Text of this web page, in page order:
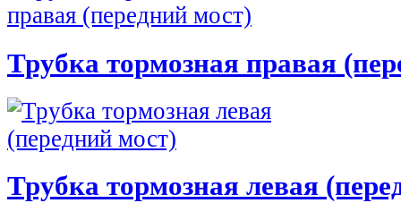
Трубка тормозная правая
Трубка тормозная левая